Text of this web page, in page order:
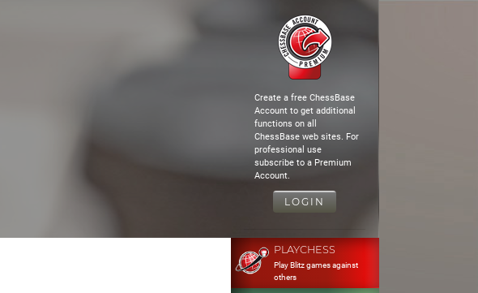
Create a free ChessBase
Account to get additional
functions on all
ChessBase web sites. For
professional use
subscribe to a Premium
Account.
LOGIN
PLAYCHESS
Play Blitz games against
others